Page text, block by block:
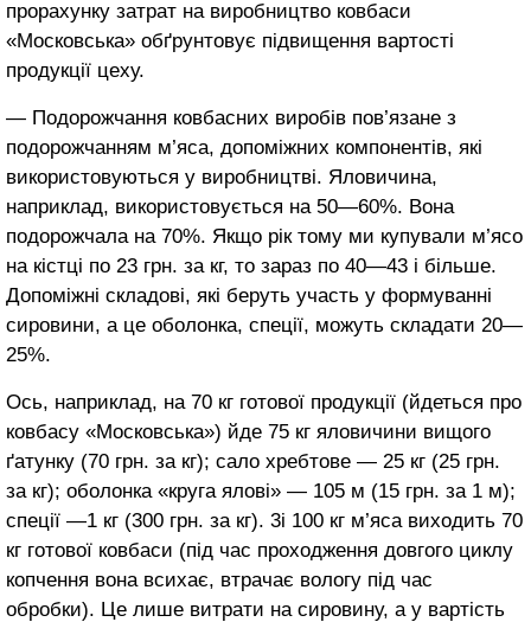
прорахунку затрат на виробництво ковбаси
«Московська» обґрунтовує підвищення вартості
продукції цеху.
― Подорожчання ковбасних виробів пов’язане з
подорожчанням м’яса, допоміжних компонентів, які
використовуються у виробництві. Яловичина,
наприклад, використовується на 50—60%. Вона
подорожчала на 70%. Якщо рік тому ми купували м’ясо
на кістці по 23 грн. за кг, то зараз по 40—43 і більше.
Допоміжні складові, які беруть участь у формуванні
сировини, а це оболонка, спеції, можуть складати 20—
25%.
Ось, наприклад, на 70 кг готової продукції (йдеться про
ковбасу «Московська») йде 75 кг яловичини вищого
ґатунку (70 грн. за кг); сало хребтове ― 25 кг (25 грн.
за кг); оболонка «круга ялові» ― 105 м (15 грн. за 1 м);
спеції ―1 кг (300 грн. за кг). 3і 100 кг м’яса виходить 70
кг готової ковбаси (під час проходження довгого циклу
копчення вона всихає, втрачає вологу під час
обробки). Це лише витрати на сировину, а у вартість